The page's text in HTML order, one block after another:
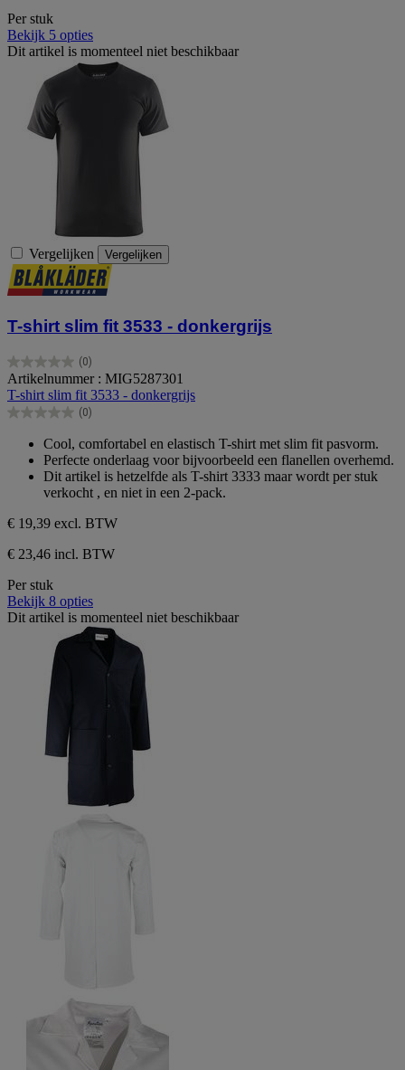
Per stuk
Bekijk 5 opties
Dit artikel is momenteel niet beschikbaar
Vergelijken Vergelijken
T-shirt slim fit 3533 - donkergrijs
(0)
0.0
van
de
5
Artikelnummer : MIG5287301
T-shirt slim fit 3533 - donkergrijs
(0)
0.0
sterren.
Cool, comfortabel en elastisch T-shirt met slim fit pasvorm.
Perfecte onderlaag voor bijvoorbeeld een flanellen overhemd.
Dit artikel is hetzelfde als T-shirt 3333 maar wordt per stuk
verkocht , en niet in een 2-pack.
€ 19,39 excl. BTW
€ 23,46 incl. BTW
Per stuk
Bekijk 8 opties
Dit artikel is momenteel niet beschikbaar